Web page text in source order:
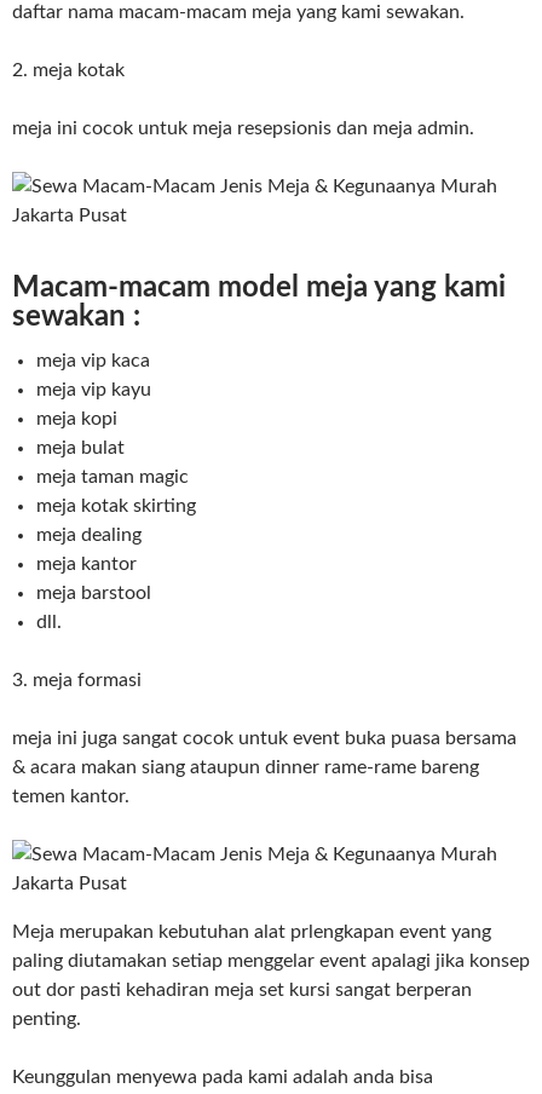
daftar nama macam-macam meja yang kami sewakan.
2. meja kotak
meja ini cocok untuk meja resepsionis dan meja admin.
Macam-macam model meja yang kami
sewakan :
meja vip kaca
meja vip kayu
meja kopi
meja bulat
meja taman magic
meja kotak skirting
meja dealing
meja kantor
meja barstool
dll.
3. meja formasi
meja ini juga sangat cocok untuk event buka puasa bersama
& acara makan siang ataupun dinner rame-rame bareng
temen kantor.
Meja merupakan kebutuhan alat prlengkapan event yang
paling diutamakan setiap menggelar event apalagi jika konsep
out dor pasti kehadiran meja set kursi sangat berperan
penting.
Keunggulan menyewa pada kami adalah anda bisa